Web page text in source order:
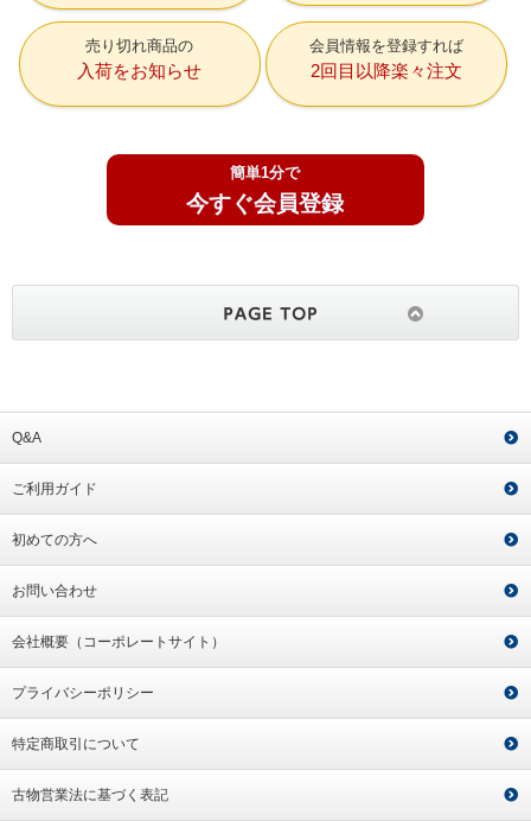
売り切れ商品の
入荷をお知らせ
会員情報を登録すれば
2回目以降楽々注文
簡単1分で
今すぐ会員登録
Q&A
ご利用ガイド
初めての方へ
お問い合わせ
会社概要（コーポレートサイト）
プライバシーポリシー
特定商取引について
古物営業法に基づく表記